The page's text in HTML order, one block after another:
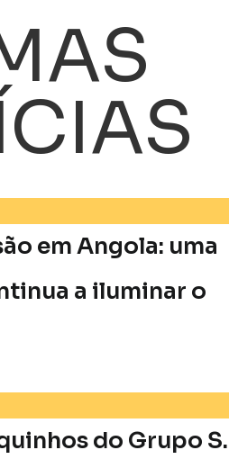
em Angola: uma
a iluminar o
do Grupo S.